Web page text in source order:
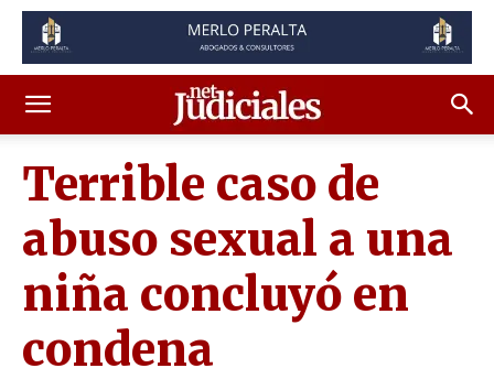
Terrible caso de
abuso sexual a una
niña concluyó en
condena